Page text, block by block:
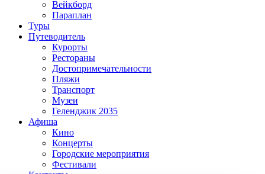
Вейкборд
Параплан
Туры
Путеводитель
Курорты
Рестораны
Достопримечательности
Пляжи
Транспорт
Музеи
Геленджик 2035
Афиша
Кино
Концерты
Городские мероприятия
Фестивали